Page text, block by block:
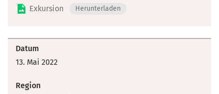
Exkursion
Herunterladen
Datum
13. Mai 2022
Region